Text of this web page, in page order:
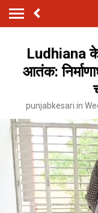
Ludhiana के
आतंक:
punjabkesari.in